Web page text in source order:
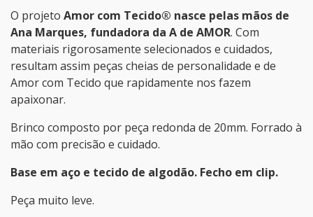
O projeto Amor com Tecido® nasce pelas mãos de
Ana Marques, fundadora da A de AMOR. Com
materiais rigorosamente selecionados e cuidados,
resultam assim peças cheias de personalidade e de
Amor com Tecido que rapidamente nos fazem
apaixonar.
Brinco composto por peça redonda de 20mm. Forrado à
mão com precisão e cuidado.
Base em aço e tecido de algodão. Fecho em clip.
Peça muito leve.